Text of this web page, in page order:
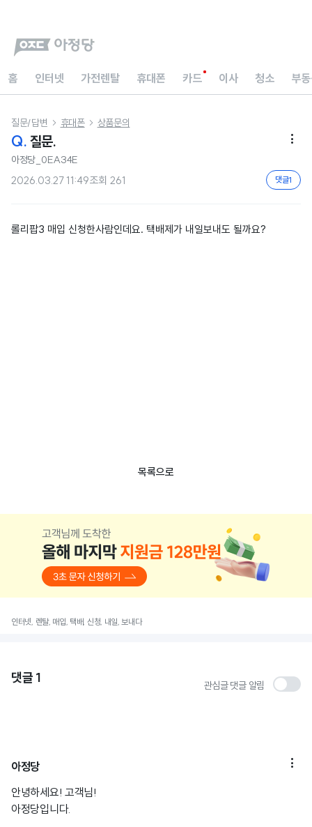
홈 인터넷 가전렌탈 휴대폰 카드 이사 청소 부
질문/답변  휴대폰  상품문의
Q. 질문. 
아정당_0EA34E
2026.03.27 11:49조회 261 댓글1
롤리팝3 매입 신청한사람인데요. 택배제가 내일보내도 될까요?
목록으로
인터넷, 렌탈, 매입, 택배, 신청, 내일, 보내다
댓글 1 관심글 댓글 알림
아정당 
안녕하세요! 고객님!
아정당입니다.